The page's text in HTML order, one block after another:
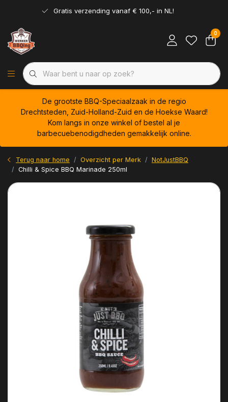
Gratis verzending vanaf € 100,- in NL!
0
De grootste BBQ-Speciaalzaak in de regio
Drechtsteden, Zuid-Holland-Zuid en de Hoekse Waard!
Kom langs in onze winkel of bestel al je
barbecuebenodigdheden gemakkelijk online.
Terug naar home Overzicht per Merk
NotJustBBQ
Chilli & Spice BBQ Marinade 250ml